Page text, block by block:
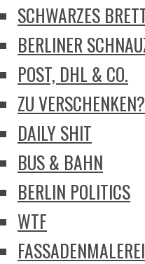
SCHWARZES
BERLINER
POST, DHL & CO.
ZU
DAILY SHIT
BUS & BAHN
BERLIN POLITICS
WTF
FASSADENMALEREI